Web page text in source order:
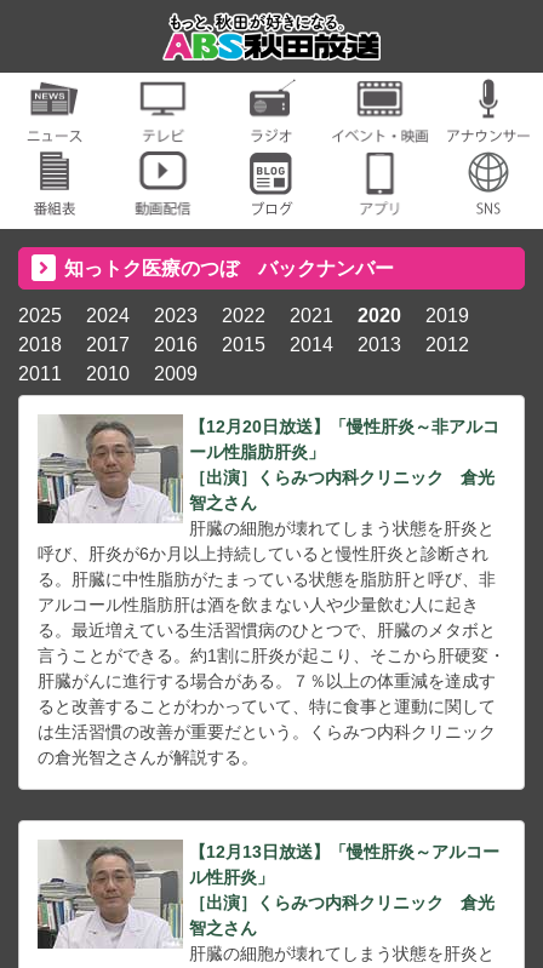
知っトク医療のつぼ バックナンバー
2025 2024 2023 2022 2021 2020
2019
2018
2017 2016 2015 2014 2013
2012
2011
2010 2009
【12月20日放送】「慢性肝炎～非アルコ
ール性脂肪肝炎」
［出演］くらみつ内科クリニック 倉光
智之さん
肝臓の細胞が壊れてしまう状態を肝炎と
呼び、肝炎が6か月以上持続していると慢性肝炎と診断され
る。肝臓に中性脂肪がたまっている状態を脂肪肝と呼び、非
アルコール性脂肪肝は酒を飲まない人や少量飲む人に起き
る。最近増えている生活習慣病のひとつで、肝臓のメタボと
言うことができる。約1割に肝炎が起こり、そこから肝硬変・
肝臓がんに進行する場合がある。７％以上の体重減を達成す
ると改善することがわかっていて、特に食事と運動に関して
は生活習慣の改善が重要だという。くらみつ内科クリニック
の倉光智之さんが解説する。
【12月13日放送】「慢性肝炎～アルコー
ル性肝炎」
［出演］くらみつ内科クリニック 倉光
智之さん
肝臓の細胞が壊れてしまう状態を肝炎と